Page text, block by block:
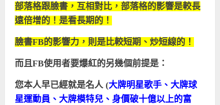
部落格跟臉書，互相對比，部落格的影響是較長
遠倍增的！是看長期的！
臉書FB的影響力，則是比較短期、炒短線的！
而且FB使用者要爆紅的另幾個前提是：
您本人早已經就是名人(大牌明星歌手、大牌球
星運動員、大牌模特兒、身價破十億以上的富